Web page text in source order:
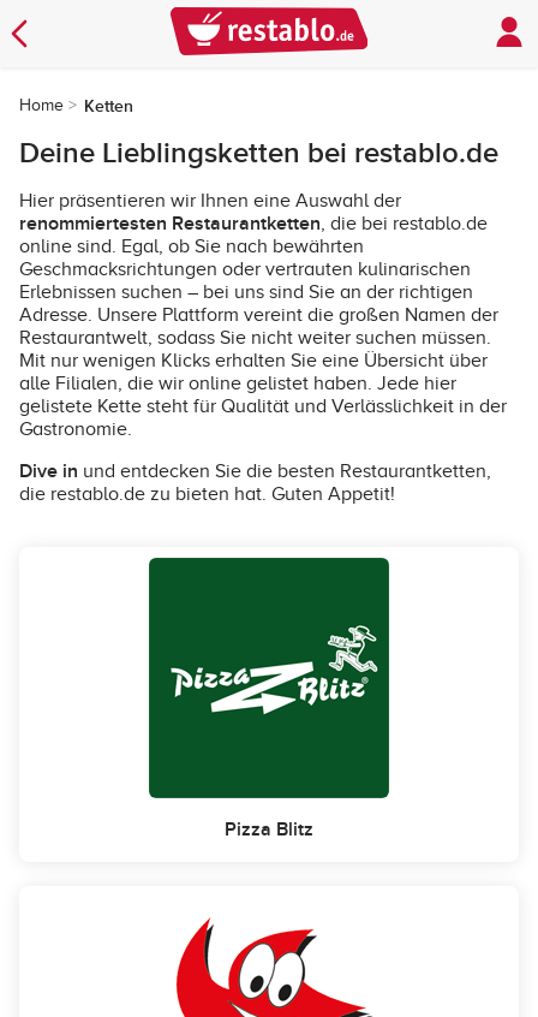
Home Ketten
Deine Lieblingsketten bei restablo.de
Hier präsentieren wir Ihnen eine Auswahl der
renommiertesten Restaurantketten, die bei restablo.de
online sind. Egal, ob Sie nach bewährten
Geschmacksrichtungen oder vertrauten kulinarischen
Erlebnissen suchen – bei uns sind Sie an der richtigen
Adresse. Unsere Plattform vereint die großen Namen der
Restaurantwelt, sodass Sie nicht weiter suchen müssen.
Mit nur wenigen Klicks erhalten Sie eine Übersicht über
alle Filialen, die wir online gelistet haben. Jede hier
gelistete Kette steht für Qualität und Verlässlichkeit in der
Gastronomie.
Dive in und entdecken Sie die besten Restaurantketten,
die restablo.de zu bieten hat. Guten Appetit!
Pizza Blitz